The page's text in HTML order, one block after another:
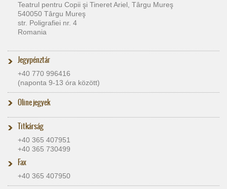
Teatrul pentru Copii şi Tineret Ariel, Târgu Mureş
540050 Târgu Mureş
str. Poligrafiei nr. 4
Romania
Jegypénztár
+40 770 996416
(naponta 9-13 óra között)
Oline jegyek
Titkárság
+40 365 407951
+40 365 730499
Fax
+40 365 407950